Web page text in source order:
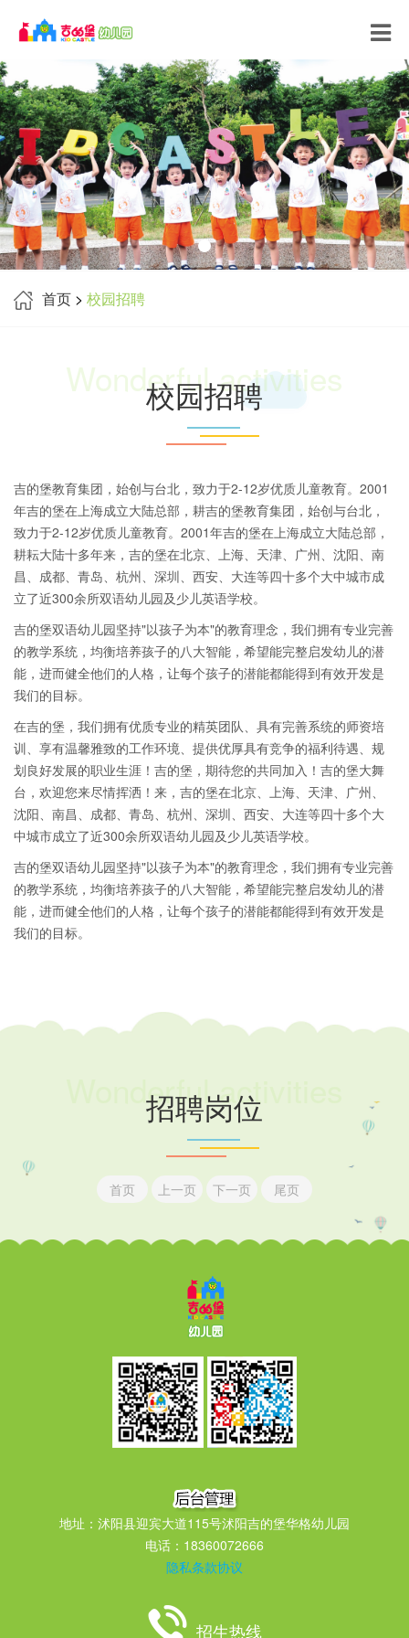
首页 > 校园招聘
Wonderful activities
校园招聘
吉的堡教育集团，始创与台北，致力于2-12岁优质儿童教育。2001
年吉的堡在上海成立大陆总部，耕吉的堡教育集团，始创与台北，
致力于2-12岁优质儿童教育。2001年吉的堡在上海成立大陆总部，
耕耘大陆十多年来，吉的堡在北京、上海、天津、广州、沈阳、南
昌、成都、青岛、杭州、深圳、西安、大连等四十多个大中城市成
立了近300余所双语幼儿园及少儿英语学校。
吉的堡双语幼儿园坚持"以孩子为本"的教育理念，我们拥有专业完善
的教学系统，均衡培养孩子的八大智能，希望能完整启发幼儿的潜
能，进而健全他们的人格，让每个孩子的潜能都能得到有效开发是
我们的目标。
在吉的堡，我们拥有优质专业的精英团队、具有完善系统的师资培
训、享有温馨雅致的工作环境、提供优厚具有竞争的福利待遇、规
划良好发展的职业生涯！吉的堡，期待您的共同加入！吉的堡大舞
台，欢迎您来尽情挥洒！来，吉的堡在北京、上海、天津、广州、
沈阳、南昌、成都、青岛、杭州、深圳、西安、大连等四十多个大
中城市成立了近300余所双语幼儿园及少儿英语学校。
吉的堡双语幼儿园坚持"以孩子为本"的教育理念，我们拥有专业完善
的教学系统，均衡培养孩子的八大智能，希望能完整启发幼儿的潜
能，进而健全他们的人格，让每个孩子的潜能都能得到有效开发是
我们的目标。
Wonderful activities
招聘岗位
首页 上一页 下一页 尾页
地址：沭阳县迎宾大道115号沭阳吉的堡华格幼儿园
电话：18360072666
隐私条款协议
招生热线